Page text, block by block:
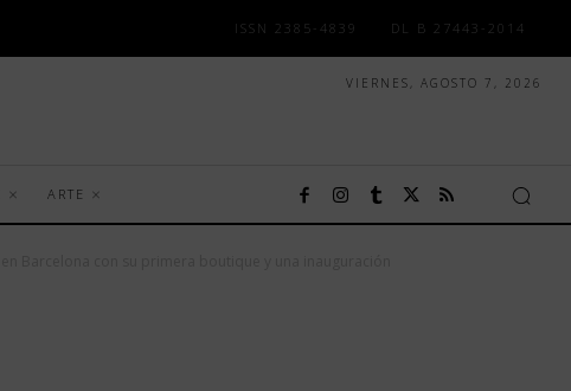
ISSN 2385-4839 DL B 27443-2014
VIERNES, AGOSTO 7, 2026
ARTE